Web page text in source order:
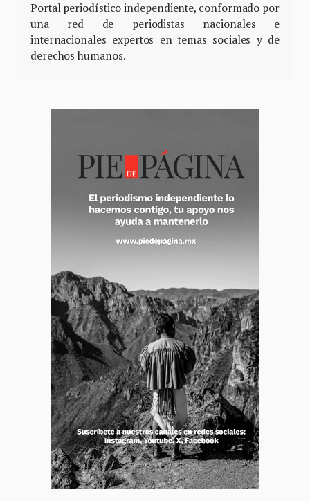
Portal periodístico independiente, conformado por
una red de periodistas nacionales e
internacionales expertos en temas sociales y de
derechos humanos.